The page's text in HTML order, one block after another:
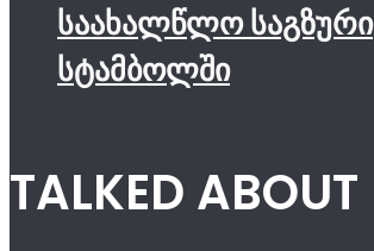
საახალწლო საგზური
სტამბოლში
TALKED ABOUT